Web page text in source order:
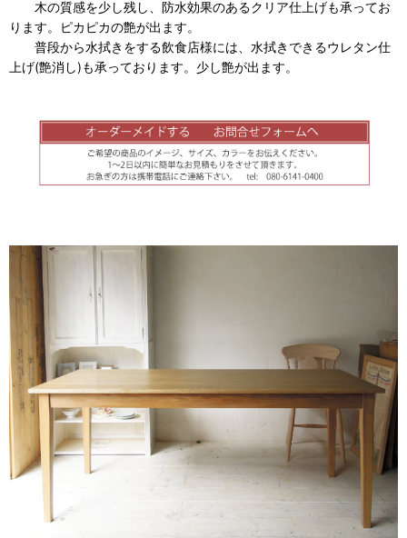
木の質感を少し残し、防水効果のあるクリア仕上げも承ってお
ります。ピカピカの艶が出ます。
普段から水拭きをする飲食店様には、水拭きできるウレタン仕
上げ(艶消し)も承っております。少し艶が出ます。